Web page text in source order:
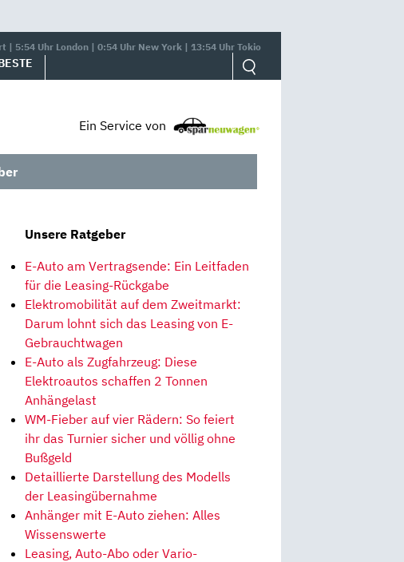
| 5:54 Uhr London | 0:54 Uhr New York | 13:54 Uhr Tokio
Ein Service von
Unsere Ratgeber
E-Auto am Vertragsende: Ein Leitfaden
für die Leasing-Rückgabe
Elektromobilität auf dem Zweitmarkt:
Darum lohnt sich das Leasing von E-
Gebrauchtwagen
E-Auto als Zugfahrzeug: Diese
Elektroautos schaffen 2 Tonnen
Anhängelast
WM-Fieber auf vier Rädern: So feiert
ihr das Turnier sicher und völlig ohne
Bußgeld
Detaillierte Darstellung des Modells
der Leasingübernahme
Anhänger mit E-Auto ziehen: Alles
Wissenswerte
Leasing, Auto-Abo oder Vario-